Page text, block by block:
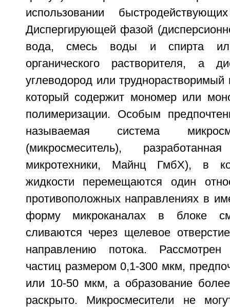
использовании
Диспергирующей фазой
вода, смесь воды и спирта
органического растворителя, а
углеводород или
который содержит мономер или
полимеризации. Особым
называемая система
(микросмеситель),
микротехники, Майнц ГмбХ), в
жидкости перемещаются один
противоположных направлениях в
форму микроканалах в блоке
сливаются через щелевое
направлению потока.
частиц размером 0,1-300 мкм,
или 10-50 мкм, а образование
раскрыто. Микросмесители не